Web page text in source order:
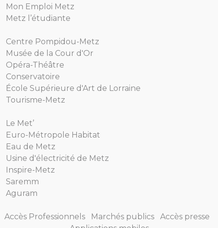
Mon Emploi Metz
Metz l’étudiante
Centre Pompidou-Metz
Musée de la Cour d'Or
Opéra-Théâtre
Conservatoire
École Supérieure d'Art de Lorraine
Tourisme-Metz
Le Met’
Euro-Métropole Habitat
Eau de Metz
Usine d'électricité de Metz
Inspire-Metz
Saremm
Aguram
Accès Professionnels Marchés publics
Accès presse